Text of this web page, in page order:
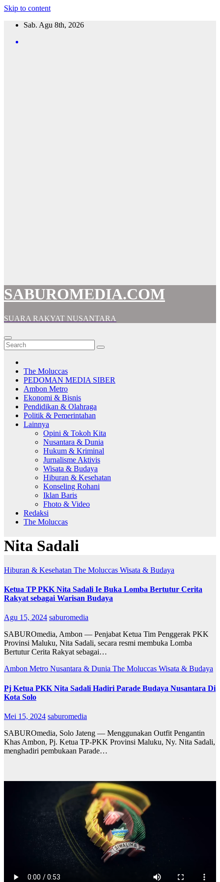
Skip to content
Sab. Agu 8th, 2026
SABUROMEDIA.COM
SUARA RAKYAT NUSANTARA
The Moluccas
PEDOMAN MEDIA SIBER
Ambon Metro
Ekonomi & Bisnis
Pendidikan & Olahraga
Politik & Pemerintahan
Lainnya
Opini & Tokoh Kita
Nusantara & Dunia
Hukum & Kriminal
Jurnalisme Aktivis
Wisata & Budaya
Hiburan & Kesehatan
Konseling Rohani
Iklan Baris
Fhoto & Video
Redaksi
The Moluccas
Nita Sadali
Hiburan & Kesehatan The Moluccas Wisata & Budaya
Ketua TP PKK Nita Sadali Ie Buka Lomba Bertutur Cerita
Rakyat sebagai Warisan Budaya
Agu 15, 2024 saburomedia
SABUROmedia, Ambon — Penjabat Ketua Tim Penggerak PKK
Provinsi Maluku, Nita Sadali, secara resmi membuka Lomba
Bertutur Cerita Rakyat sebagai…
Ambon Metro Nusantara & Dunia The Moluccas Wisata & Budaya
Pj Ketua PKK Nita Sadali Hadiri Parade Budaya Nusantara Di
Kota Solo
Mei 15, 2024 saburomedia
SABUROmedia, Solo Jateng — Menggunakan Outfit Pengantin
Khas Ambon, Pj. Ketua TP-PKK Provinsi Maluku, Ny. Nita Sadali,
menghadiri pembukaan Parade…